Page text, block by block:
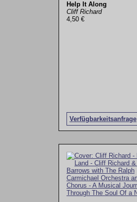
Help It Along
Cliff Richard
4,50 €
Verfügbarkeitsanfrage